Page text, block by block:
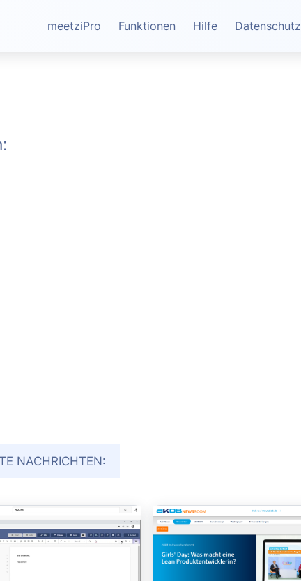
meetziPro Funktionen Hilfe Datenschutz
NACHRICHTEN: